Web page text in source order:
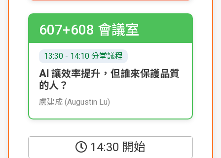
607+608 會議室
13:30 - 14:10 分堂議程
AI 讓效率提升，但誰來保護品質
的人？
盧建成 (Augustin Lu)
14:30 開始